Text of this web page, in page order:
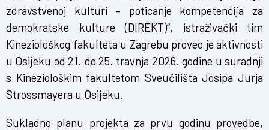
zdravstvenoj kulturi – poticanje kompetencija za
demokratske kulture (DIREKT)“, istraživački tim
Kineziološkog fakulteta u Zagrebu proveo je aktivnosti
u Osijeku od 21. do 25. travnja 2026. godine u suradnji
s Kineziološkim fakultetom Sveučilišta Josipa Jurja
Strossmayera u Osijeku.
Sukladno planu projekta za prvu godinu provedbe,